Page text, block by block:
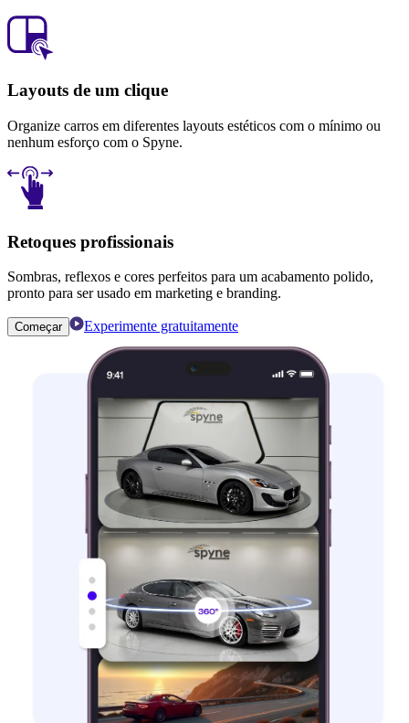
Layouts de um clique
Organize carros em diferentes layouts estéticos com o mínimo ou
nenhum esforço com o Spyne.
Retoques profissionais
Sombras, reflexos e cores perfeitos para um acabamento polido,
pronto para ser usado em marketing e branding.
Começar Experimente gratuitamente